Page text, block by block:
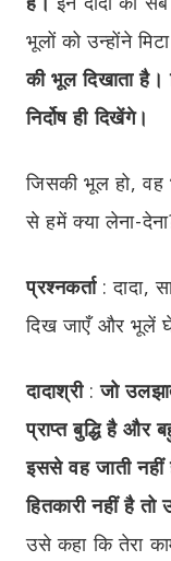
भूलों को उन्होंने
की भूल दिखाता
निर्दोष ही दिखेंगे।
जिसकी भूल हो,
से हमें क्या लेना-
प्रश्नकर्ता: दादा,
दिख जाएँ और भूलें
दादाश्री: जो
प्राप्त बुद्धि है
इससे वह जाती
हितकारी नहीं है
उसे कहा कि तेरा